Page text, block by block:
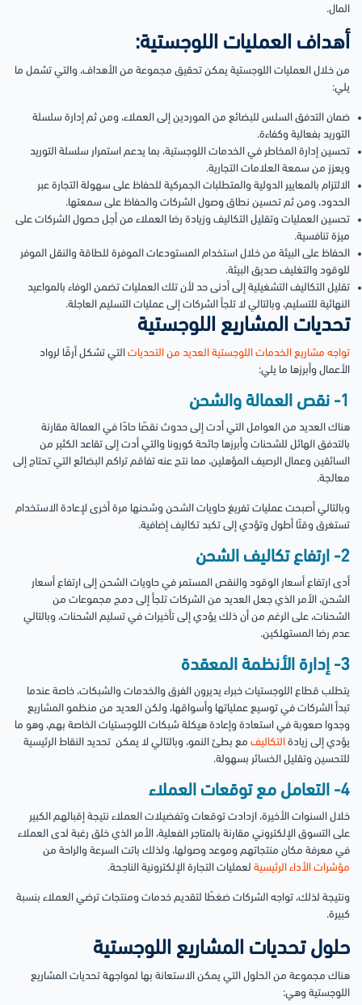
المال.
أهداف العمليات اللوجستية:
من خلال العمليات اللوجستية يمكن تحقيق مجموعة من الأهداف، والتي تشمل ما
يلي:
ضمان التدفق السلس للبضائع من الموردين إلى العملاء، ومن ثم إدارة سلسلة
التوريد بفعالية وكفاءة.
تحسين إدارة المخاطر في الخدمات اللوجستية، بما يدعم استمرار سلسلة التوريد
ويعزز من سمعة العلامات التجارية.
الالتزام بالمعايير الدولية والمتطلبات الجمركية للحفاظ على سهولة التجارة عبر
الحدود، ومن ثم تحسين نطاق وصول الشركات والحفاظ على سمعتها.
تحسين العمليات وتقليل التكاليف وزيادة رضا العملاء من أجل حصول الشركات على
ميزة تنافسية.
الحفاظ على البيئة من خلال استخدام المستودعات الموفرة للطاقة والنقل الموفر
للوقود والتغليف صديق البيئة.
تقليل التكاليف التشغيلية إلى أدنى حد لأن تلك العمليات تضمن الوفاء بالمواعيد
النهائية للتسليم، وبالتالي لا تلجأ الشركات إلى عمليات التسليم العاجلة.
تحديات المشاريع اللوجستية
تواجه مشاريع الخدمات اللوجستية العديد من التحديات التي تشكل أرقًا لرواد
الأعمال وأبرزها ما يلي:
1- نقص العمالة والشحن
هناك العديد من العوامل التي أدت إلى حدوث نقصًا حادًا في العمالة مقارنة
بالتدفق الهائل للشحنات وأبرزها جائحة كورونا والتي أدت إلى تقاعد الكثير من
السائقين وعمال الرصيف المؤهلين، مما نتج عنه تفاقم تراكم البضائع التي تحتاج إلى
معالجة.
وبالتالي أصبحت عمليات تفريغ حاويات الشحن وشحنها مرة أخرى لإعادة الاستخدام
تستغرق وقتًا أطول وتؤدي إلى تكبد تكاليف إضافية.
2- ارتفاع تكاليف الشحن
أدى ارتفاع أسعار الوقود والنقص المستمر في حاويات الشحن إلى ارتفاع أسعار
الشحن، الأمر الذي جعل العديد من الشركات تلجأ إلى دمج مجموعات من
الشحنات، على الرغم من أن ذلك يؤدي إلى تأخيرات في تسليم الشحنات، وبالتالي
عدم رضا المستهلكين.
3- إدارة الأنظمة المعقدة
يتطلب قطاع اللوجستيات خبراء يديرون الفرق والخدمات والشبكات، خاصة عندما
تبدأ الشركات في توسيع عملياتها وأسواقها، ولكن العديد من منظمو المشاريع
وجدوا صعوبة في استعادة وإعادة هيكلة شبكات اللوجستيات الخاصة بهم، وهو ما
يؤدي إلى زيادة التكاليف مع بطئ النمو، وبالتالي لا يمكن تحديد النقاط الرئيسية
للتحسين وتقليل الخسائر بسهولة.
4- التعامل مع توقعات العملاء
خلال السنوات الأخيرة، ازدادت توقعات وتفضيلات العملاء نتيجة إقبالهم الكبير
على التسوق الإلكتروني مقارنة بالمتاجر الفعلية، الأمر الذي خلق رغبة لدى العملاء
في معرفة مكان منتجاتهم وموعد وصولها، ولذلك باتت السرعة والراحة من
مؤشرات الأداء الرئيسية لعمليات التجارة الإلكترونية الناجحة.
ونتيجة لذلك، تواجه الشركات ضغطًا لتقديم خدمات ومنتجات ترضي العملاء بنسبة
كبيرة.
حلول تحديات المشاريع اللوجستية
هناك مجموعة من الحلول التي يمكن الاستعانة بها لمواجهة تحديات المشاريع
اللوجستية وهي: